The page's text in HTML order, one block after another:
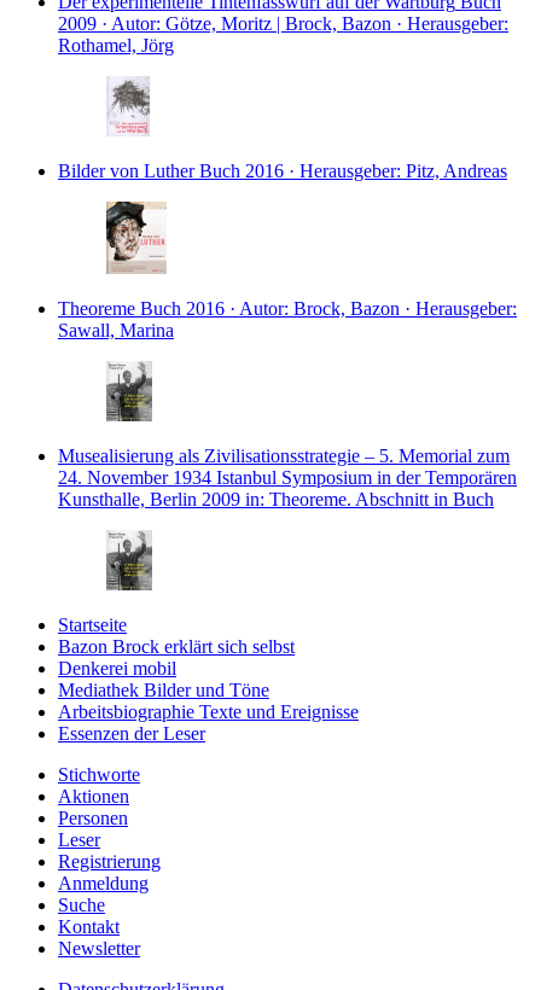
2009 · Autor: Götze, Moritz | Brock, Bazon · Herausgeber:
Rothamel, Jörg
Bilder von Luther Buch 2016 · Herausgeber: Pitz, Andreas
Theoreme Buch 2016 · Autor: Brock, Bazon · Herausgeber:
Sawall, Marina
Musealisierung als Zivilisationsstrategie – 5. Memorial zum
24. November 1934 Istanbul Symposium in der Temporären
Kunsthalle, Berlin 2009 in: Theoreme. Abschnitt in Buch
Startseite
Bazon Brock erklärt sich selbst
Denkerei mobil
Mediathek Bilder und Töne
Arbeitsbiographie Texte und Ereignisse
Essenzen der Leser
Stichworte
Aktionen
Personen
Leser
Registrierung
Anmeldung
Suche
Kontakt
Newsletter